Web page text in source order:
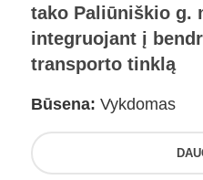
tako Paliūniškio g.
integruojant į
transporto tinklą
Būsena: Vykdomas